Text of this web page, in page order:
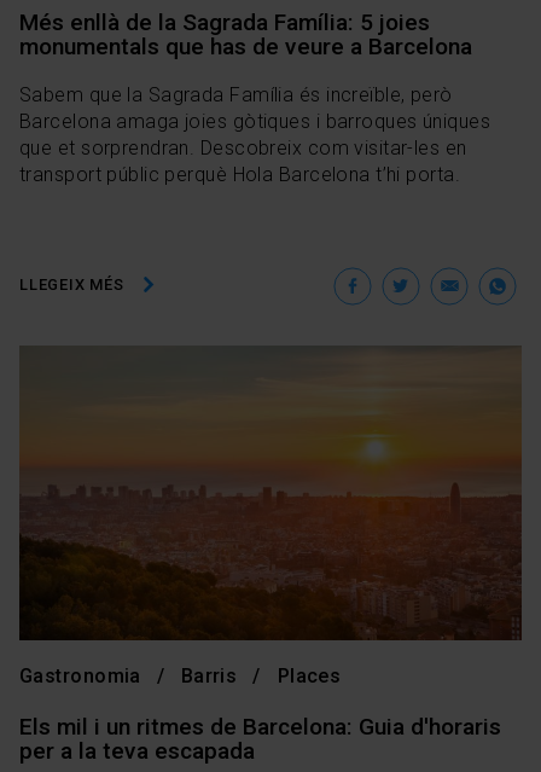
Més enllà de la Sagrada Família: 5 joies
monumentals que has de veure a Barcelona
Sabem que la Sagrada Família és increïble, però
Barcelona amaga joies gòtiques i barroques úniques
que et sorprendran. Descobreix com visitar-les en
transport públic perquè Hola Barcelona t’hi porta.
LLEGEIX MÉS Facebook
Twitter
Gastronomia Barris Places
Els mil i un ritmes de Barcelona: Guia d'horaris
per a la teva escapada